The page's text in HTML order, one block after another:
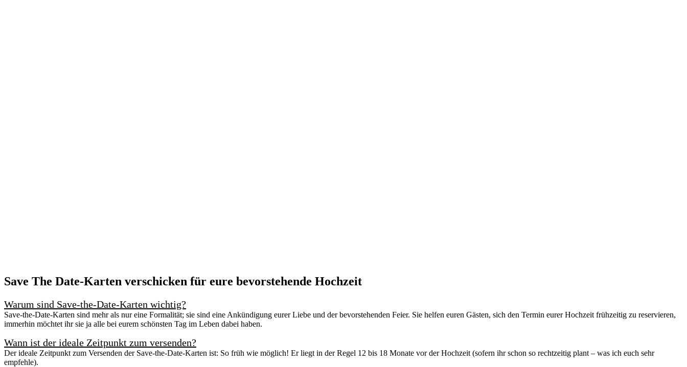
Save The Date-Karten verschicken für eure bevorstehende Hochzeit
Warum sind Save-the-Date-Karten wichtig?
Save-the-Date-Karten sind mehr als nur eine Formalität; sie sind eine Ankündigung eurer Liebe und der bevorstehenden Feier. Sie helfen euren Gästen, sich den Termin eurer Hochzeit frühzeitig zu reservieren,
immerhin möchtet ihr sie ja alle bei eurem schönsten Tag im Leben dabei haben.
Wann ist der ideale Zeitpunkt zum versenden?
Der ideale Zeitpunkt zum Versenden der Save-the-Date-Karten ist: So früh wie möglich! Er liegt in der Regel 12 bis 18 Monate vor der Hochzeit (sofern ihr schon so rechtzeitig plant – was ich euch sehr
empfehle).